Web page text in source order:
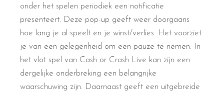
onder het spelen periodiek een notificatie
presenteert. Deze pop-up geeft weer doorgaans
hoe lang je al speelt en je winst/verlies. Het voorziet
je van een gelegenheid om een pauze te nemen. In
het vlot spel van Cash or Crash Live kan zijn een
dergelijke onderbreking een belangrijke
waarschuwing zijn. Daarnaast geeft een uitgebreide